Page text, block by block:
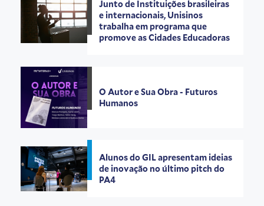
Junto de Instituições brasileiras
e internacionais, Unisinos
trabalha em programa que
promove as Cidades Educadoras
O Autor e Sua Obra - Futuros
Humanos
Alunos do GIL apresentam ideias
de inovação no último pitch do
PA4